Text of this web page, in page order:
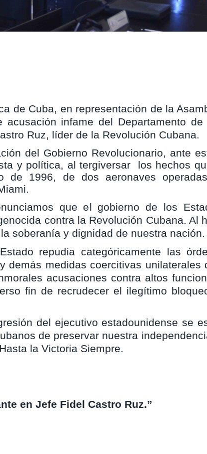
de Cuba, en representación de la
acusación infame del Departamento
Ruz, líder de la Revolución Cubana.
del Gobierno Revolucionario, ante
y política, al tergiversar los hechos
de 1996, de dos aeronaves
que el gobierno de los
contra la Revolución Cubana. Al
soberanía y dignidad de nuestra nación.
repudia categóricamente las
demás medidas coercitivas unilaterales
acusaciones contra altos
fin de recrudecer el ilegítimo
del ejecutivo estadounidense se
de preservar nuestra
la Victoria Siempre.
en Jefe Fidel Castro Ruz.”